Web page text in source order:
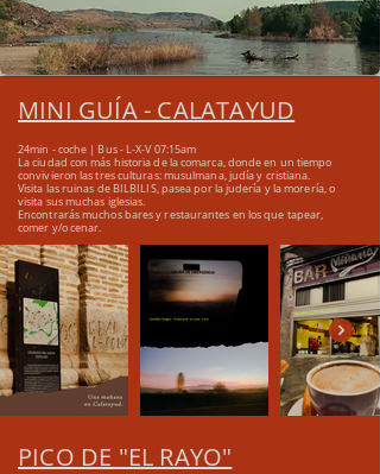
MINI GUÍA - CALATAYUD
24min - coche | Bus - L-X-V 07:15am
La ciudad con más historia de la comarca, dondeen un tiempo
convivieron las tres culturas: musulmana,judía y cristiana.
Visita las ruinas de BILBILIS, pasea por la judería y lamorería, o
visita sus muchas iglesias.
Encontrarás muchos bares y restaurantes en los que tapear,
comer y/o cenar.
PICO DE "EL RAYO"